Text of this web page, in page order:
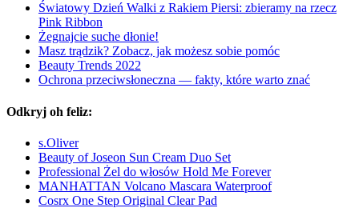
Światowy Dzień Walki z Rakiem Piersi: zbieramy na rzecz
Pink Ribbon
Żegnajcie suche dłonie!
Masz trądzik? Zobacz, jak możesz sobie pomóc
Beauty Trends 2022
Ochrona przeciwsłoneczna — fakty, które warto znać
Odkryj oh feliz:
s.Oliver
Beauty of Joseon Sun Cream Duo Set
Professional Żel do włosów Hold Me Forever
MANHATTAN Volcano Mascara Waterproof
Cosrx One Step Original Clear Pad